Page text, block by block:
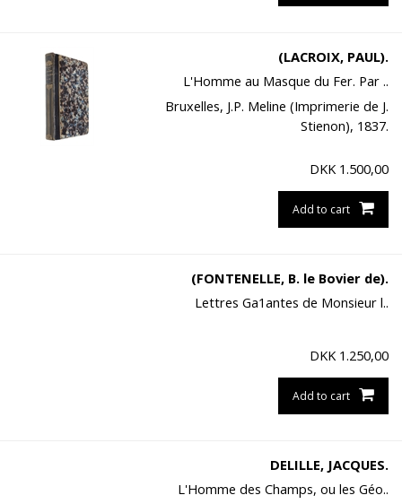
(LACROIX, PAUL).
L'Homme au Masque du Fer. Par ..
Bruxelles, J.P. Meline (Imprimerie de J.
Stienon), 1837.
DKK 1.500,00
Add to cart
(FONTENELLE, B. le Bovier de).
Lettres Ga1antes de Monsieur l..
DKK 1.250,00
Add to cart
DELILLE, JACQUES.
L'Homme des Champs, ou les Géo..